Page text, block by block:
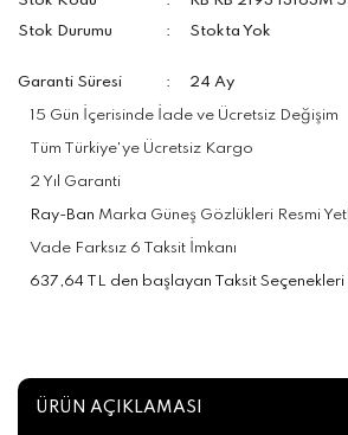
Stok Durumu
Stokta Yok
Garanti Süresi 24 Ay
15 Gün İçerisinde İade ve Ücretsiz Değişim
Tüm Türkiye'ye Ücretsiz Kargo
2 Yıl Garanti
Ray-Ban Marka Güneş Gözlükleri Resmi
Vade Farksız 6 Taksit İmkanı
637,64 TL den başlayan Taksit Seçenekleri
ÜRÜN AÇIKLAMASI